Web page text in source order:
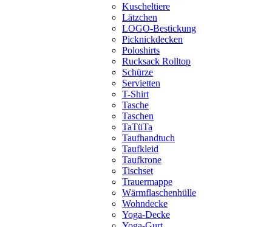
Kuscheltiere
Lätzchen
LOGO-Bestickung
Picknickdecken
Poloshirts
Rucksack Rolltop
Schürze
Servietten
T-Shirt
Tasche
Taschen
TaTüTa
Taufhandtuch
Taufkleid
Taufkrone
Tischset
Trauermappe
Wärmflaschenhülle
Wohndecke
Yoga-Decke